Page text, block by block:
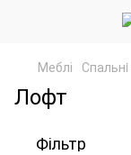
Меблі Спальнi
Лофт
Фільтр